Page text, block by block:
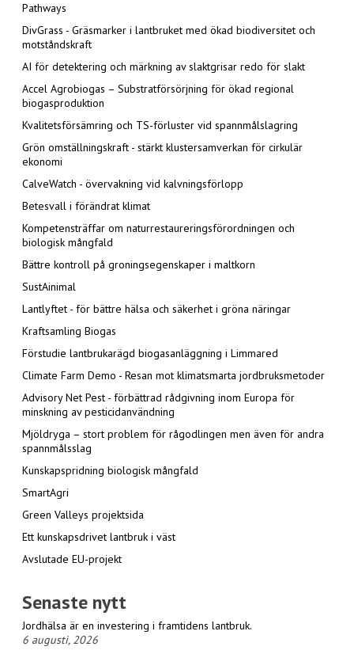
Pathways
DivGrass - Gräsmarker i lantbruket med ökad biodiversitet och
motståndskraft
AI för detektering och märkning av slaktgrisar redo för slakt
Accel Agrobiogas – Substratförsörjning för ökad regional
biogasproduktion
Kvalitetsförsämring och TS-förluster vid spannmålslagring
Grön omställningskraft - stärkt klustersamverkan för cirkulär
ekonomi
CalveWatch - övervakning vid kalvningsförlopp
Betesvall i förändrat klimat
Kompetensträffar om naturrestaureringsförordningen och
biologisk mångfald
Bättre kontroll på groningsegenskaper i maltkorn
SustAinimal
Lantlyftet - för bättre hälsa och säkerhet i gröna näringar
Kraftsamling Biogas
Förstudie lantbrukarägd biogasanläggning i Limmared
Climate Farm Demo - Resan mot klimatsmarta jordbruksmetoder
Advisory Net Pest - förbättrad rådgivning inom Europa för
minskning av pesticidanvändning
Mjöldryga – stort problem för rågodlingen men även för andra
spannmålsslag
Kunskapspridning biologisk mångfald
SmartAgri
Green Valleys projektsida
Ett kunskapsdrivet lantbruk i väst
Avslutade EU-projekt
Senaste nytt
Jordhälsa är en investering i framtidens lantbruk.
6 augusti, 2026